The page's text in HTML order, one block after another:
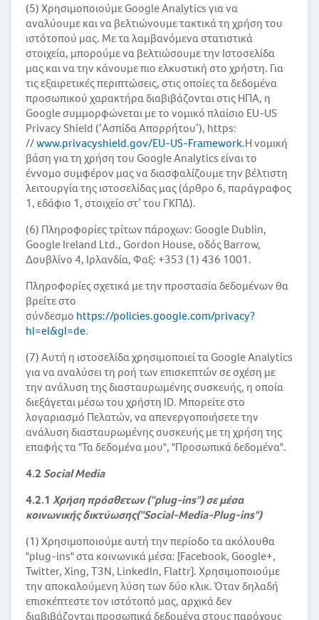
(5) Χρησιμοποιούμε Google Analytics για να
αναλύουμε και να βελτιώνουμε τακτικά τη χρήση του
ιστότοπού μας. Με τα λαμβανόμενα στατιστικά
στοιχεία, μπορούμε να βελτιώσουμε την Ιστοσελίδα
μας και να την κάνουμε πιο ελκυστική στο χρήστη. Για
τις εξαιρετικές περιπτώσεις, στις οποίες τα δεδομένα
προσωπικού χαρακτήρα διαβιβάζονται στις ΗΠΑ, η
Google συμμορφώνεται με το νομικό πλαίσιο EU-US
Privacy Shield (‘Ασπίδα Απορρήτου’), https:
//www.privacyshield.gov/EU-US-Framework.Η νομική
βάση για τη χρήση του Google Analytics είναι το
έννομο συμφέρον μας να διασφαλίζουμε την βέλτιστη
λειτουργία της ιστοσελίδας μας (άρθρο 6, παράγραφος
1, εδάφιο 1, στοιχείο στ’ του ΓΚΠΔ).
(6) Πληροφορίες τρίτων πάροχων: Google Dublin,
Google Ireland Ltd., Gordon House, οδός Barrow,
Δουβλίνο 4, Ιρλανδία, Φαξ: +353 (1) 436 1001.
Πληροφορίες σχετικά με την προστασία δεδομένων θα
βρείτε στο
σύνδεσμο https://policies.google.com/privacy?
hl=el&gl=de.
(7) Αυτή η ιστοσελίδα χρησιμοποιεί τα Google Analytics
για να αναλύσει τη ροή των επισκεπτών σε σχέση με
την ανάλυση της διασταυρωμένης συσκευής, η οποία
διεξάγεται μέσω του χρήστη ID. Μπορείτε στο
λογαριασμό Πελατών, να απενεργοποιήσετε την
ανάλυση διασταυρωμένης συσκευής με τη χρήση της
επαφής τα "Τα δεδομένα μου", "Προσωπικά δεδομένα".
4.2Social Media
4.2.1 Χρήση πρόσθετων ("plug-ins") σε μέσα
κοινωνικής δικτύωσης("Social-Media-Plug-ins")
(1) Χρησιμοποιούμε αυτή την περίοδο τα ακόλουθα
"plug-ins" στα κοινωνικά μέσα: [Facebook, Google+,
Twitter, Xing, T3N, Linkedln, Flattr]. Χρησιμοποιούμε
την αποκαλούμενη λύση των δύο κλικ. Όταν δηλαδή
επισκέπτεστε τον ιστότοπό μας, αρχικά δεν
διαβιβάζονται προσωπικά δεδομένα στους παρόχους